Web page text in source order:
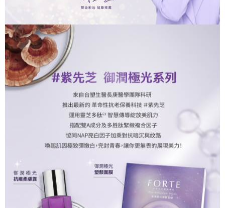
易，需依本服務之必要範圍內提供個人資料，並將交易相關給付款項請求債
https://aftee.tw/terms/#terms3
３．未成年的使用者請事先徵得法定代理人或監護人之同意方可使用
「AFTEE先享後付」，若未經同意申辦者引起之損失，本公司不負相關責
任。
４．使用「AFTEE先享後付」時，將依據個別帳號之用戶狀況，依本公司即
時審查核予不同之上限額度；若仍有額度不足之情形，本公司將視審查結果
請求用戶進行身份認證。
５．嚴禁一人註冊多個帳號或使用他人資訊註冊。若發現惡意使用之情形，
恩沛科技股份有限公司將有權停止該用戶之使用額度並採取法律行動。
7-11取貨付款
每筆NT$90，滿NT$1,000(含以上)免運費
付款後7-11取貨
每筆NT$90，滿NT$1,000(含以上)免運費
每筆NT$90，滿NT$1,000(含以上)免運費
每筆NT$90，滿NT$1,000(含以上)免運費